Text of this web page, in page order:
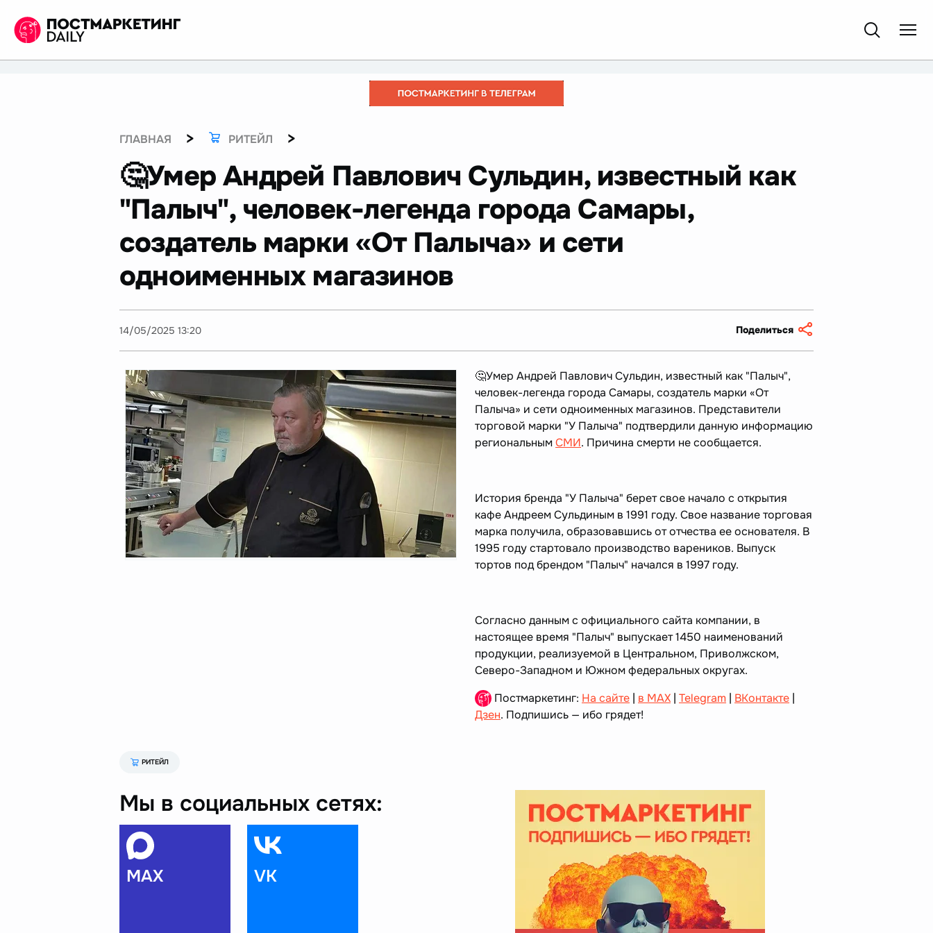
ГЛАВНАЯ > РИТЕЙЛ >
🤔Умер Андрей Павлович Сульдин, известный как
"Палыч", человек-легенда города Самары,
создатель марки «От Палыча» и сети
одноименных магазинов
14/05/2025 13:20 Поделиться
🤔Умер Андрей Павлович Сульдин, известный как "Палыч",
человек-легенда города Самары, создатель марки «От
Палыча» и сети одноименных магазинов. Представители
торговой марки "У Палыча" подтвердили данную информацию
региональнымСМИ. Причина смерти не сообщается.
История бренда "У Палыча" берет свое начало с открытия
кафе Андреем Сульдиным в 1991 году. Свое название торговая
марка получила, образовавшись от отчества ее основателя. В
1995 году стартовало производство вареников. Выпуск
тортов под брендом "Палыч" начался в 1997 году.
Согласно данным с официального сайта компании, в
настоящее время "Палыч" выпускает 1450 наименований
продукции, реализуемой в Центральном, Приволжском,
Северо-Западном и Южном федеральных округах.
Постмаркетинг: На сайте | в MAX | Telegram | ВКонтакте |
Дзен. Подпишись — ибо грядет!
РИТЕЙЛ
Мы в социальных сетях:
MAX VK